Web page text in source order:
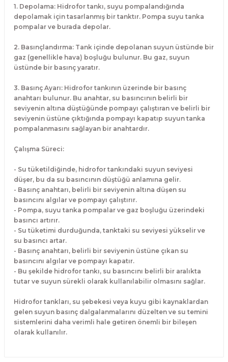
1. Depolama: Hidrofor tankı, suyu pompalandığında
depolamak için tasarlanmış bir tanktır. Pompa suyu tanka
pompalar ve burada depolar.
2. Basınçlandırma: Tank içinde depolanan suyun üstünde bir
gaz (genellikle hava) boşluğu bulunur. Bu gaz, suyun
üstünde bir basınç yaratır.
3. Basınç Ayarı: Hidrofor tankının üzerinde bir basınç
anahtarı bulunur. Bu anahtar, su basıncının belirli bir
seviyenin altına düştüğünde pompayı çalıştıran ve belirli bir
seviyenin üstüne çıktığında pompayı kapatıp suyun tanka
pompalanmasını sağlayan bir anahtardır.
Çalışma Süreci:
- Su tüketildiğinde, hidrofor tankındaki suyun seviyesi
düşer, bu da su basıncının düştüğü anlamına gelir.
- Basınç anahtarı, belirli bir seviyenin altına düşen su
basıncını algılar ve pompayı çalıştırır.
- Pompa, suyu tanka pompalar ve gaz boşluğu üzerindeki
basıncı artırır.
- Su tüketimi durduğunda, tanktaki su seviyesi yükselir ve
su basıncı artar.
- Basınç anahtarı, belirli bir seviyenin üstüne çıkan su
basıncını algılar ve pompayı kapatır.
- Bu şekilde hidrofor tankı, su basıncını belirli bir aralıkta
tutar ve suyun sürekli olarak kullanılabilir olmasını sağlar.
Hidrofor tankları, su şebekesi veya kuyu gibi kaynaklardan
gelen suyun basınç dalgalanmalarını düzelten ve su temini
sistemlerini daha verimli hale getiren önemli bir bileşen
olarak kullanılır.